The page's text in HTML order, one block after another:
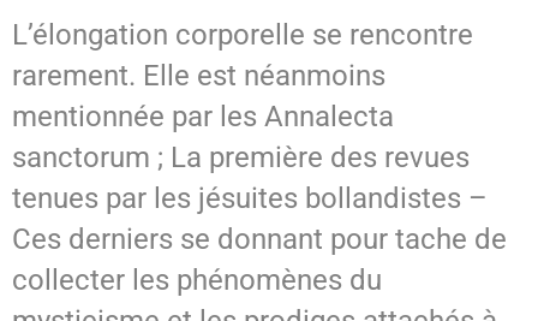
L’élongation corporelle se rencontre
rarement. Elle est néanmoins
mentionnée par les Annalecta
sanctorum ; La première des revues
tenues par les jésuites bollandistes –
Ces derniers se donnant pour tache de
collecter les phénomènes du